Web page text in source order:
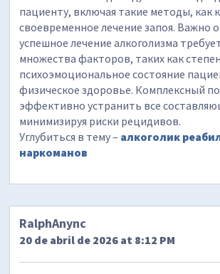
пациенту, включая такие методы, как
своевременное лечение запоя. Важно
успешное лечение алкоголизма
множества факторов, таких как
психоэмоциональное состояние
физическое здоровье. Комплексный
эффективно устранить все
минимизируя риски рецидивов.
Углубиться в тему – алкоголик
наркоманов
RalphAnync
20 de abril de 2026 at 8:12 PM